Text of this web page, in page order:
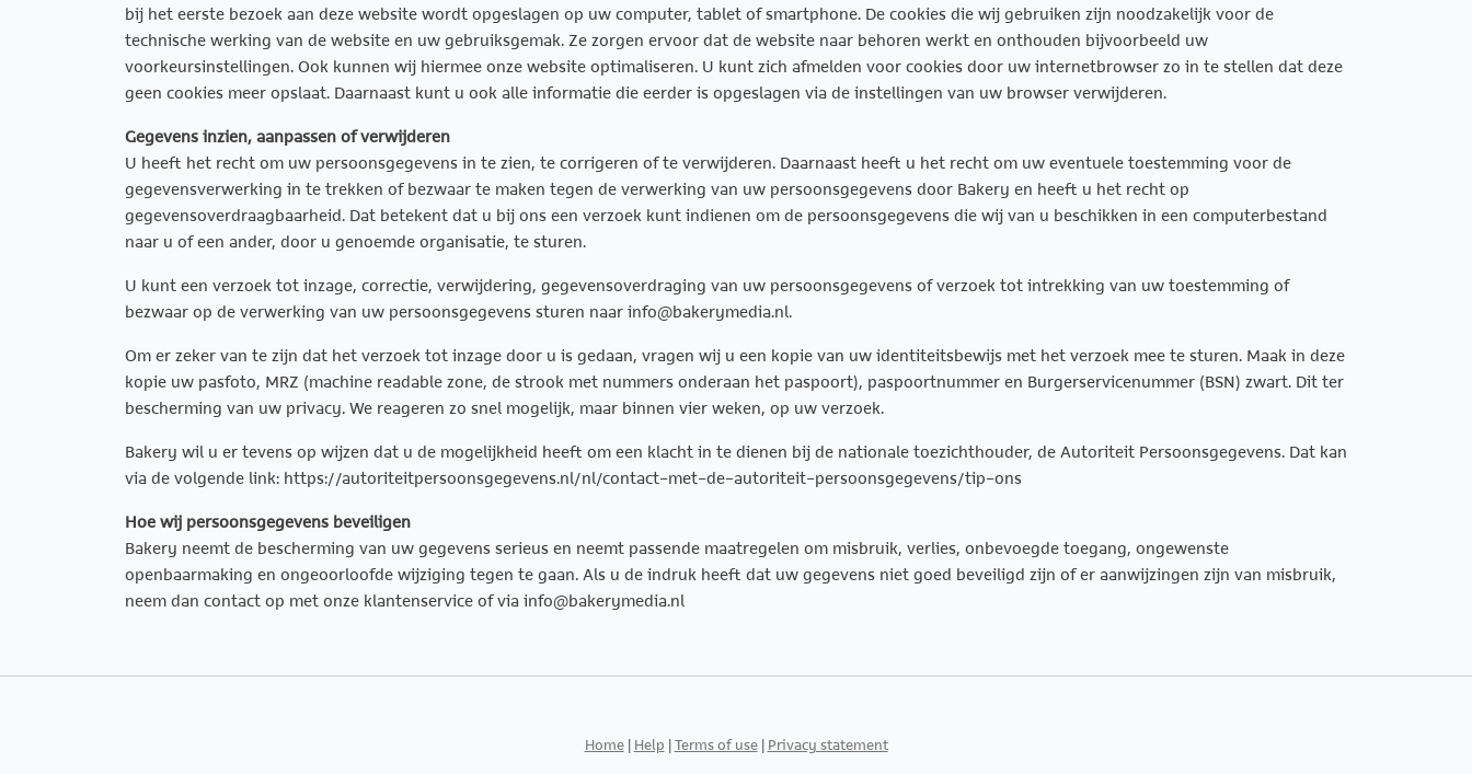
bij het eerste bezoek aan deze website wordt opgeslagen op uw computer, tablet of smartphone. De cookies die wij gebruiken zijn noodzakelijk voor de
technische werking van de website en uw gebruiksgemak. Ze zorgen ervoor dat de website naar behoren werkt en onthouden bijvoorbeeld uw
voorkeursinstellingen. Ook kunnen wij hiermee onze website optimaliseren. U kunt zich afmelden voor cookies door uw internetbrowser zo in te stellen dat deze
geen cookies meer opslaat. Daarnaast kunt u ook alle informatie die eerder is opgeslagen via de instellingen van uw browser verwijderen.
Gegevens inzien, aanpassen of verwijderen
U heeft het recht om uw persoonsgegevens in te zien, te corrigeren of te verwijderen. Daarnaast heeft u het recht om uw eventuele toestemming voor de
gegevensverwerking in te trekken of bezwaar te maken tegen de verwerking van uw persoonsgegevens door Bakery en heeft u het recht op
gegevensoverdraagbaarheid. Dat betekent dat u bij ons een verzoek kunt indienen om de persoonsgegevens die wij van u beschikken in een computerbestand
naar u of een ander, door u genoemde organisatie, te sturen.
U kunt een verzoek tot inzage, correctie, verwijdering, gegevensoverdraging van uw persoonsgegevens of verzoek tot intrekking van uw toestemming of
bezwaar op de verwerking van uw persoonsgegevens sturen naar info@bakerymedia.nl.
Om er zeker van te zijn dat het verzoek tot inzage door u is gedaan, vragen wij u een kopie van uw identiteitsbewijs met het verzoek mee te sturen. Maak in deze
kopie uw pasfoto, MRZ (machine readable zone, de strook met nummers onderaan het paspoort), paspoortnummer en Burgerservicenummer (BSN) zwart. Dit ter
bescherming van uw privacy. We reageren zo snel mogelijk, maar binnen vier weken, op uw verzoek.
Bakery wil u er tevens op wijzen dat u de mogelijkheid heeft om een klacht in te dienen bij de nationale toezichthouder, de Autoriteit Persoonsgegevens. Dat kan
via de volgende link: https://autoriteitpersoonsgegevens.nl/nl/contact-met-de-autoriteit-persoonsgegevens/tip-ons
Hoe wij persoonsgegevens beveiligen
Bakery neemt de bescherming van uw gegevens serieus en neemt passende maatregelen om misbruik, verlies, onbevoegde toegang, ongewenste
openbaarmaking en ongeoorloofde wijziging tegen te gaan. Als u de indruk heeft dat uw gegevens niet goed beveiligd zijn of er aanwijzingen zijn van misbruik,
neem dan contact op met onze klantenservice of via info@bakerymedia.nl
Home| Help |Terms of use| Privacy statement